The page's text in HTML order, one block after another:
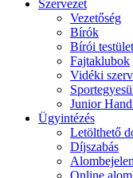
Szervezet
Vezetőség
Bírók
Bírói
Fajtaklubok
Vidéki
Junior
Ügyintézés
Letölthető
Díjszabás
Online